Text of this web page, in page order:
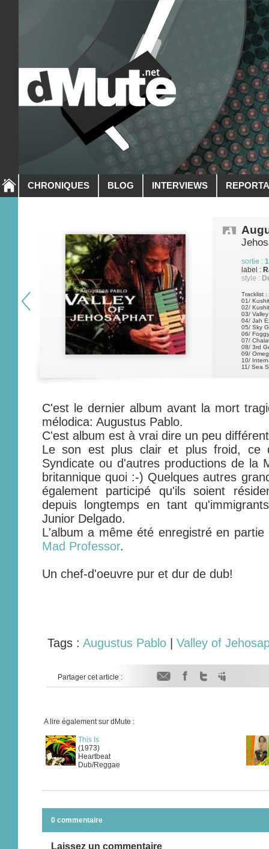
CHRONIQUES BLOG INTERVIEWS
sortie :
label :
style :
Tracklist :
01/
02/
03/
04/ Jah
05/ Sky
06/
07/
08/ 3rd
09/
10/
11/ Sea
C'est le dernier album avant la mort
mélodica: Augustus Pablo.
C'est album est à vrai dire un peu
Le son est plus clair et plus froid, ce
Syndicate ou d'autres productions de la
britannique quoi :-) Quelques autres
également participé qu'ils soient
depuis longtemps en tant
Junior Delgado.
L'album a même été enregistré en
Mad Professor.
Un chef-d'oeuvre pur et dur de dub!
Tags : Augustus Pablo Valley of
Partager cet article :
A lire également sur dMute :
This Is
(1973)
Heartbeat
Dub/Reggae
0 commentaire
Laissez un commentaire